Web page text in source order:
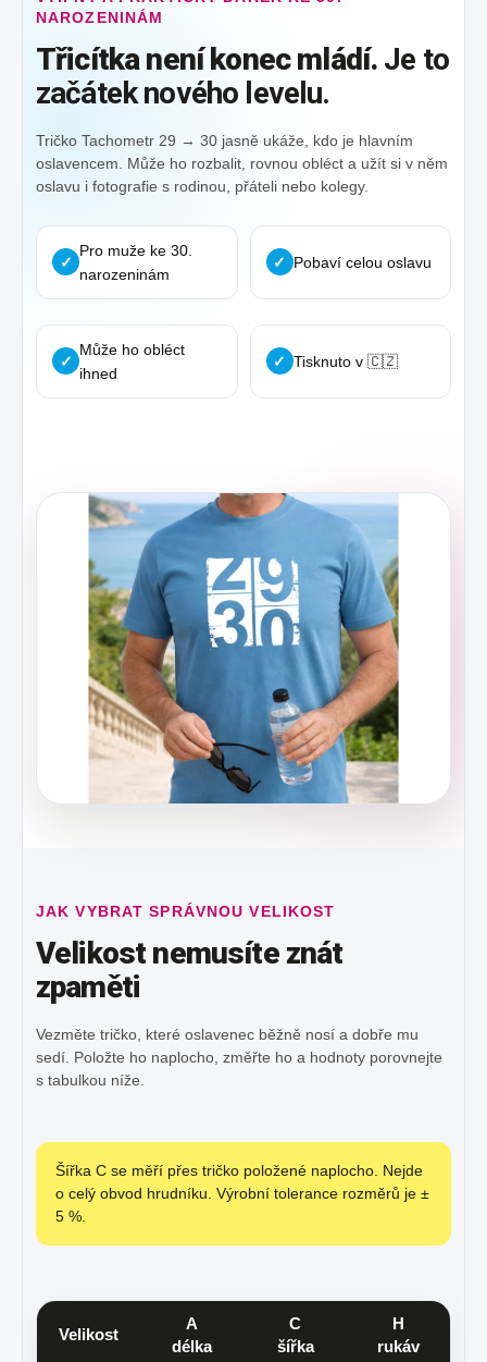
NAROZENINÁM
Třicítka není konec mládí. Je to
začátek nového levelu.
Tričko Tachometr 29 → 30 jasně ukáže, kdo je hlavním
oslavencem. Může ho rozbalit, rovnou obléct a užít si v něm
oslavu i fotografie s rodinou, přáteli nebo kolegy.
✓
Pro muže ke 30.
narozeninám
✓ Pobaví celou oslavu
✓
Může ho obléct
ihned
✓ Tisknuto v 🇨🇿
JAK VYBRAT SPRÁVNOU VELIKOST
Velikost nemusíte znát
zpaměti
Vezměte tričko, které oslavenec běžně nosí a dobře mu
sedí. Položte ho naplocho, změřte ho a hodnoty porovnejte
s tabulkou níže.
Šířka C se měří přes tričko položené naplocho. Nejde
o celý obvod hrudníku. Výrobní tolerance rozměrů je ±
5 %.
Velikost
A
délka
C
šířka
H
rukáv